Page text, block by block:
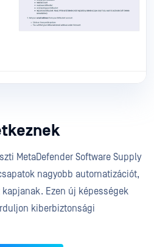
MetaDefender Software Supply
nagyobb automatizációt,
Ezen új képességek
kiberbiztonsági